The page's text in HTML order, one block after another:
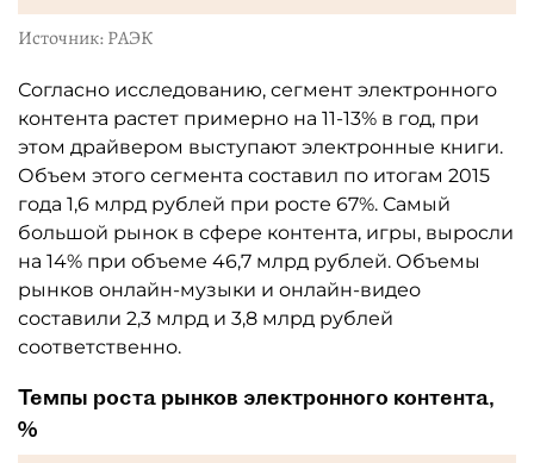
Источник: РАЭК
Согласно исследованию, сегмент электронного
контента растет примерно на 11-13% в год, при
этом драйвером выступают электронные книги.
Объем этого сегмента составил по итогам 2015
года 1,6 млрд рублей при росте 67%. Самый
большой рынок в сфере контента, игры, выросли
на 14% при объеме 46,7 млрд рублей. Объемы
рынков онлайн-музыки и онлайн-видео
составили 2,3 млрд и 3,8 млрд рублей
соответственно.
Темпы роста рынков электронного контента,
%